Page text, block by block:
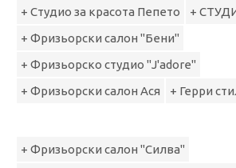
+ Студио за красота Пепето
+
+ Фризьорски салон "Бени"
+ Фризьорско студио "J'adore"
+ Фризьорски салон Ася
+ Герри
+ Фризьорски салон "Силва"